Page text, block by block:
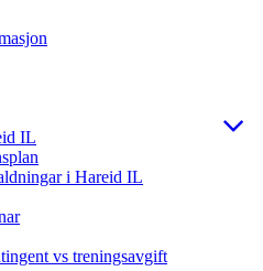
IL
i Hareid IL
vs treningsavgift